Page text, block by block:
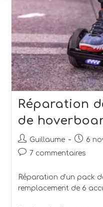
Réparation
de
Guillaume
6
7 commentaires
Réparation d'un pack
remplacement de 6